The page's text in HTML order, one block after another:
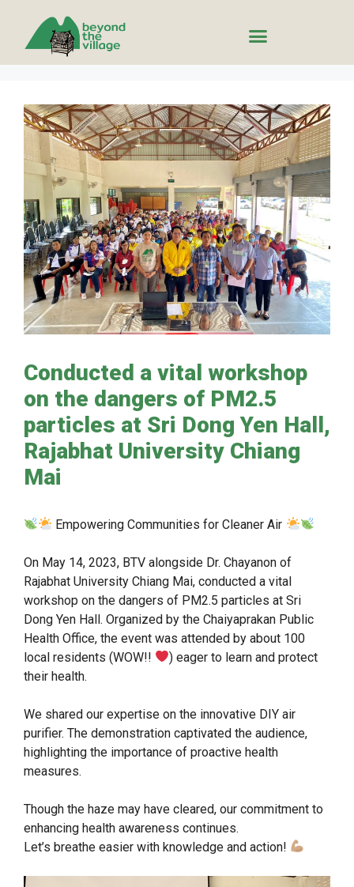
Conducted a vital workshop
on the dangers of PM2.5
particles at Sri Dong Yen Hall,
Rajabhat University Chiang
Mai
Empowering Communities for Cleaner Air
On May 14, 2023, BTV alongside Dr. Chayanon of
Rajabhat University Chiang Mai, conducted a vital
workshop on the dangers of PM2.5 particles at Sri
Dong Yen Hall. Organized by the Chaiyaprakan Public
Health Office, the event was attended by about 100
local residents (WOW!!
) eager to learn and protect
their health.
We shared our expertise on the innovative DIY air
purifier. The demonstration captivated the audience,
highlighting the importance of proactive health
measures.
Though the haze may have cleared, our commitment to
enhancing health awareness continues.
Let’s breathe easier with knowledge and action!